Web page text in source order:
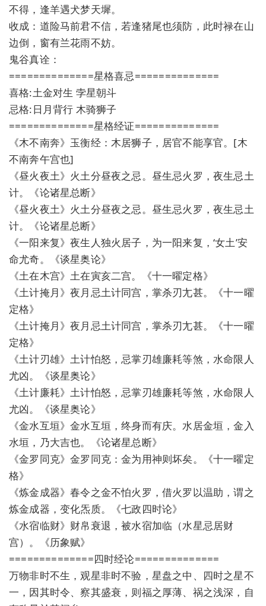
不得，逢羊遇犬梦天墀。
收成：道险马前君不信，若逢猪尾也须防，此时禄在山
边倒，窗有兰花雨不妨。
鬼谷真诠：
==============星格喜忌==============
喜格:土金对生 孛星朝斗
忌格:日月背行 木骑狮子
==============星格经证==============
《木不南奔》玉衡经：木居狮子，居官不能享官。[木
不南奔午宫也]
《昼火夜土》火土分昼夜之忌。昼生忌火罗，夜生忌土
计。《论诸星总断》
《昼火夜土》火土分昼夜之忌。昼生忌火罗，夜生忌土
计。《论诸星总断》
《一阳来复》夜生人独火居子，为一阳来复，‘女土’安
命尤奇。《谈星奥论》
《土在木宫》土在寅亥二宫。《十一曜定格》
《土计掩月》夜月忌土计同宫，掌杀刃尢甚。《十一曜
定格》
《土计掩月》夜月忌土计同宫，掌杀刃尢甚。《十一曜
定格》
《土计刃雄》土计怕怒，忌掌刃雄廉耗等煞，水命限人
尤凶。《谈星奥论》
《土计廉耗》土计怕怒，忌掌刃雄廉耗等煞，水命限人
尤凶。《谈星奥论》
《金水互垣》金水互垣，终身而有庆。水居金垣，金入
水垣，乃大吉也。《论诸星总断》
《金罗同克》金罗同克：金为用神则坏矣。《十一曜定
格》
《炼金成器》春令之金不怕火罗，借火罗以温助，谓之
炼金成器，变化炁质。《七政四时论》
《水宿临财》财帛衰退，被水宿加临（水星忌居财
宫）。《历象赋》
==============四时经论==============
万物非时不生，观星非时不验，星盘之中、四时之星不
一，因其时令、察其盛衰，则福之厚薄、祸之浅深，自